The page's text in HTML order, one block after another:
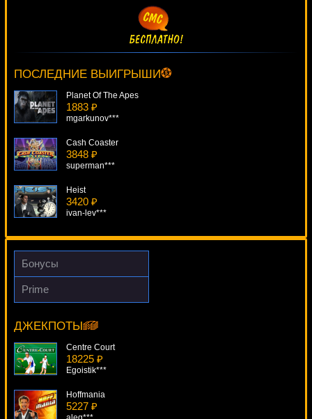
ПОСЛЕДНИЕ ВЫИГРЫШИ
drink***
Planet Of The Apes
1883 ₽
mgarkunov***
Cash Coaster
3848 ₽
superman***
Heist
3420 ₽
ivan-lev***
Funky Seventies
2755 ₽
Football Rules!
1947 ₽
Cteb***
Бонусы
Prime
ДЖЕКПОТЫ
American Roulette
number***
Centre Court
18225 ₽
Egoistik***
Hoffmania
5227 ₽